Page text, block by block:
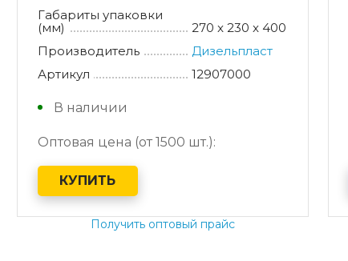
Габариты упаковки
(мм)
270 x 230 x 400
Производитель
Дизельпласт
Артикул
12907000
В наличии
Оптовая цена (от 1500 шт.):
КУПИТЬ
Получить оптовый прайс